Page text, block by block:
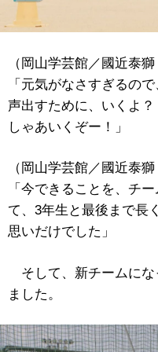
（岡山学芸館／國近泰
「元気がなさすぎるの
声出すために、いく
しゃあいくぞー！」
（岡山学芸館／國近泰獅
「今できることを、チ
て、3年生と最後まで長
思いだけでした」
そして、新チームにな
ました。